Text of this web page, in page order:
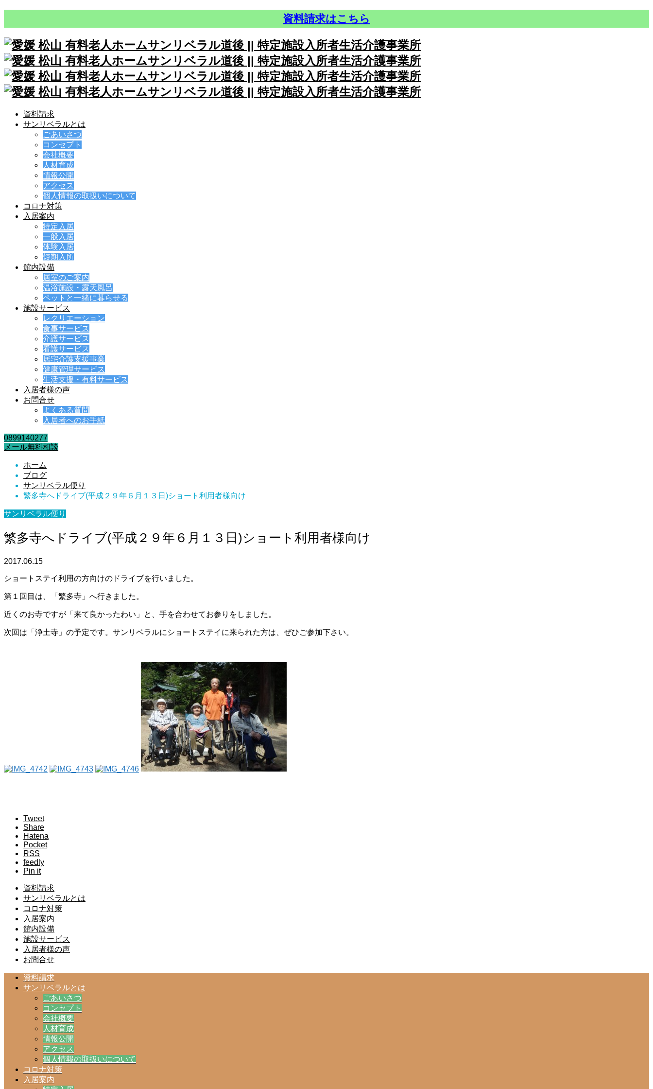
資料請求はこちら
資料請求
サンリベラルとは
ごあいさつ
コンセプト
会社概要
人材育成
情報公開
アクセス
個人情報の取扱いについて
コロナ対策
入居案内
特定入居
一般入居
体験入居
短期入所
館内設備
居室のご案内
温浴施設・露天風呂
ペットと一緒に暮らせる
施設サービス
レクリエーション
食事サービス
介護サービス
看護サービス
居宅介護支援事業
健康管理サービス
生活支援・有料サービス
入居者様の声
お問合せ
よくある質問
入居者へのお手紙
0899140277
メール無料相談
ホーム
ブログ
サンリベラル便り
繁多寺へドライブ(平成２９年６月１３日)ショート利用者様向け
サンリベラル便り
繁多寺へドライブ(平成２９年６月１３日)ショート利用者様向け
2017.06.15
ショートステイ利用の方向けのドライブを行いました。
第１回目は、「繁多寺」へ行きました。
近くのお寺ですが「来て良かったわい」と、手を合わせてお参りをしました。
次回は「浄土寺」の予定です。サンリベラルにショートステイに来られた方は、ぜひご参加下さい。
Tweet
Share
Hatena
Pocket
RSS
feedly
Pin it
資料請求
サンリベラルとは
コロナ対策
入居案内
館内設備
施設サービス
入居者様の声
お問合せ
資料請求
サンリベラルとは
ごあいさつ
コンセプト
会社概要
人材育成
情報公開
アクセス
個人情報の取扱いについて
コロナ対策
入居案内